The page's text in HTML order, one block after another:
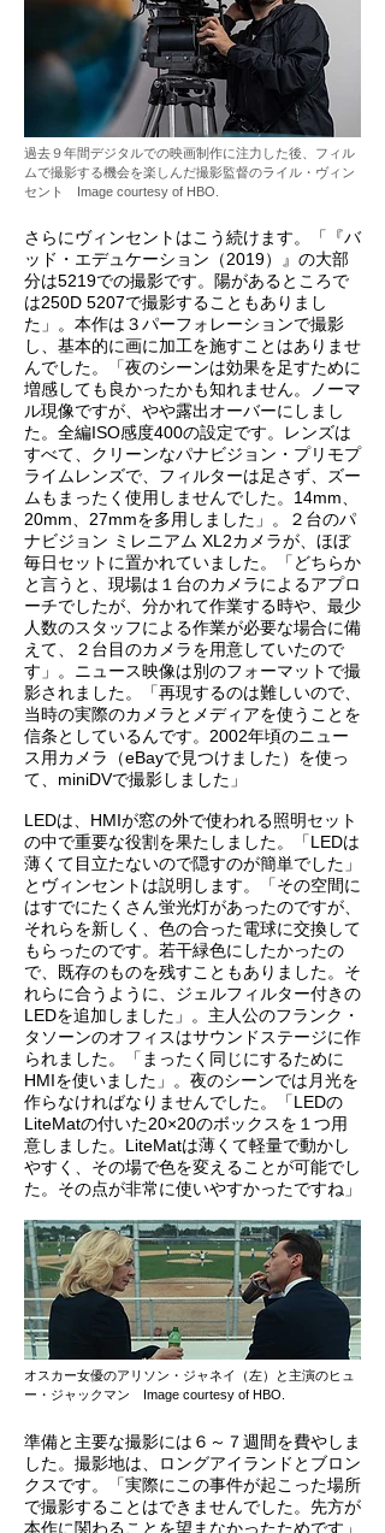
過去９年間デジタルでの映画制作に注力した後、フィル
ムで撮影する機会を楽しんだ撮影監督のライル・ヴィ ン
セント Image courtesy of HBO.
さらにヴィンセントはこう続けます。「『バ
ッド・エデュケーション（2019）』の大部
分は5219での撮影です。陽があるところで
は250D 5207で撮影することもありまし
た」。本作は３パーフォレーションで撮影
し、基本的に画に加工を施すことはありませ
んでした。「夜のシーンは効果を足すために
増感しても良かったかも知れません。ノーマ
ル現像ですが、やや露出オーバーにしまし
た。全編ISO感度400の設定です。レンズは
すべて、クリーンなパナビジョン・プリモプ
ライムレンズで、フィルターは足さず、ズー
ムもまったく使用しませんでした。14mm、
20mm、27mmを多用しました」。２台のパ
ナビジョン ミレニアム XL2カメラが、ほぼ
毎日セットに置かれていました。「どちらか
と言うと、現場は１台のカメラによるアプロ
ーチでしたが、分かれて作業する時や、最少
人数のスタッフによる作業が必要な場合に備
えて、２台目のカメラを用意していたので
す」。ニュース映像は別のフォーマットで撮
影されました。「再現するのは難しいので、
当時の実際のカメラとメディアを使うことを
信条としているんです。2002年頃のニュー
ス用カメラ（eBayで見つけました）を使っ
て、miniDVで撮影しました」
LEDは、HMIが窓の外で使われる照明セット
の中で重要な役割を果たしました。「LEDは
薄くて目立たないので隠すのが簡単でした」
とヴィンセントは説明します。「その空間に
はすでにたくさん蛍光灯があったのですが、
それらを新しく、色の合った電球に交換して
もらったのです。若干緑色にしたかったの
で、既存のものを残すこともありました。そ
れらに合うように、ジェルフィルター付きの
LEDを追加しました」。主人公のフランク・
タソーンのオフィスはサウンドステージに作
られました。「まったく同じにするために
HMIを使いました」。夜のシーンでは月光を
作らなければなりませんでした。「LEDの
LiteMatの付いた20×20のボックスを１つ用
意しました。LiteMatは薄くて軽量で動かし
やすく、その場で色を変えることが可能でし
た。その点が非常に使いやすかったですね」
オスカー女優のアリソン・ジャネイ（左）と主演のヒュ
ー・ジャックマン Image courtesy of HBO.
準備と主要な撮影には６～７週間を費やしま
した。撮影地は、ロングアイランドとブロン
クスです。「実際にこの事件が起こった場所
で撮影することはできませんでした。先方が
本作に関わることを望まなかったためです」